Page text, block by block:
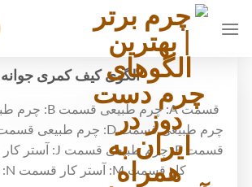
شما اینجا هستید: خانه الگوهای
الگوی کیف کمری جوانه
کار قسمت M: آستر کار قسمت N: آستر کار